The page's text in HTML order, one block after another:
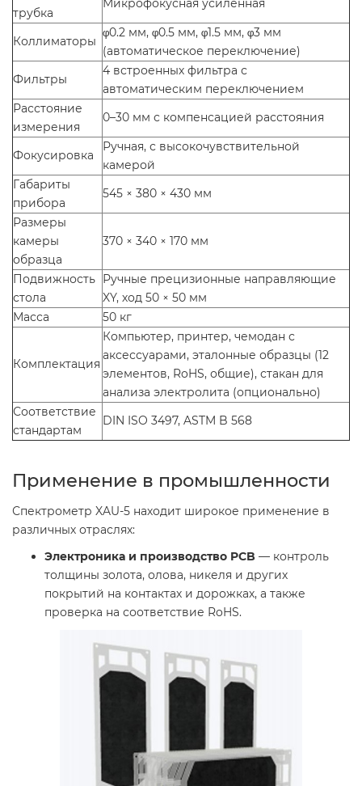
трубка
Микрофокусная усиленная
Коллиматоры
φ0.2 мм, φ0.5 мм, φ1.5 мм, φ3 мм
(автоматическое переключение)
Фильтры
4 встроенных фильтра с
автоматическим переключением
Расстояние
измерения
0–30 мм с компенсацией расстояния
Фокусировка
Ручная, с высокочувствительной
камерой
Габариты
прибора
545 × 380 × 430 мм
Размеры
камеры
образца
370 × 340 × 170 мм
Подвижность
стола
Ручные прецизионные направляющие
XY, ход 50 × 50 мм
Масса
50 кг
Комплектация
Компьютер, принтер, чемодан с
аксессуарами, эталонные образцы (12
элементов, RoHS, общие), стакан для
анализа электролита (опционально)
Соответствие
стандартам
DIN ISO 3497, ASTM B 568
Применение в промышленности
Спектрометр XAU-5 находит широкое применение в
различных отраслях:
Электроника и производство PCB — контроль
толщины золота, олова, никеля и других
покрытий на контактах и дорожках, а также
проверка на соответствие RoHS.